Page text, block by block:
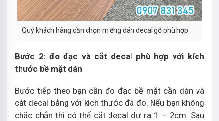
Quý khách hàng cần chọn miếng dán decal gỗ phù hợp
Bước 2: đo đạc và cắt decal phù hợp với kích
thước bề mặt dán
Bước tiếp theo bạn cần đo đạc bề mặt cần dán và
cắt decal bằng với kích thước đã đo. Nếu bạn không
chắc chắn thì có thể cắt decal dư ra 1 – 2cm. Sau